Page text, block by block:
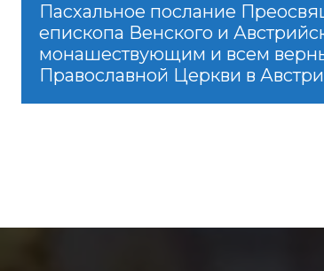
Пасхальное послание
епископа Венского и
монашествующим и всем
Православной Церкви в